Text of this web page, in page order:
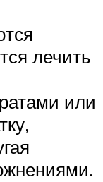
лечить
или